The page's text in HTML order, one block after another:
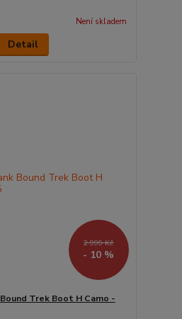
Není skladem
Detail
2 999 Kč
- 10 %
Trek Boot H Camo -